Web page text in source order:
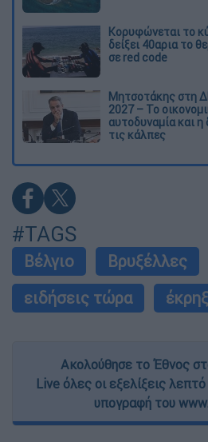
Κορυφώνεται το
δείξει 40αρια το
σε red code
Μητσοτάκης στη
2027 – Το
αυτοδυναμία και
τις κάλπες
#TAGS
Βέλγιο Βρυξέλλες
ειδήσεις τώρα
Ακολούθησε το Έθνος
Live όλες οι εξελίξεις
υπογραφή του